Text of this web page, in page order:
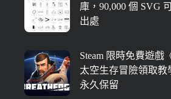
庫，90,000 個 SVG
出處
Steam 限時免費遊戲
太空生存冒險領取教
永久保留